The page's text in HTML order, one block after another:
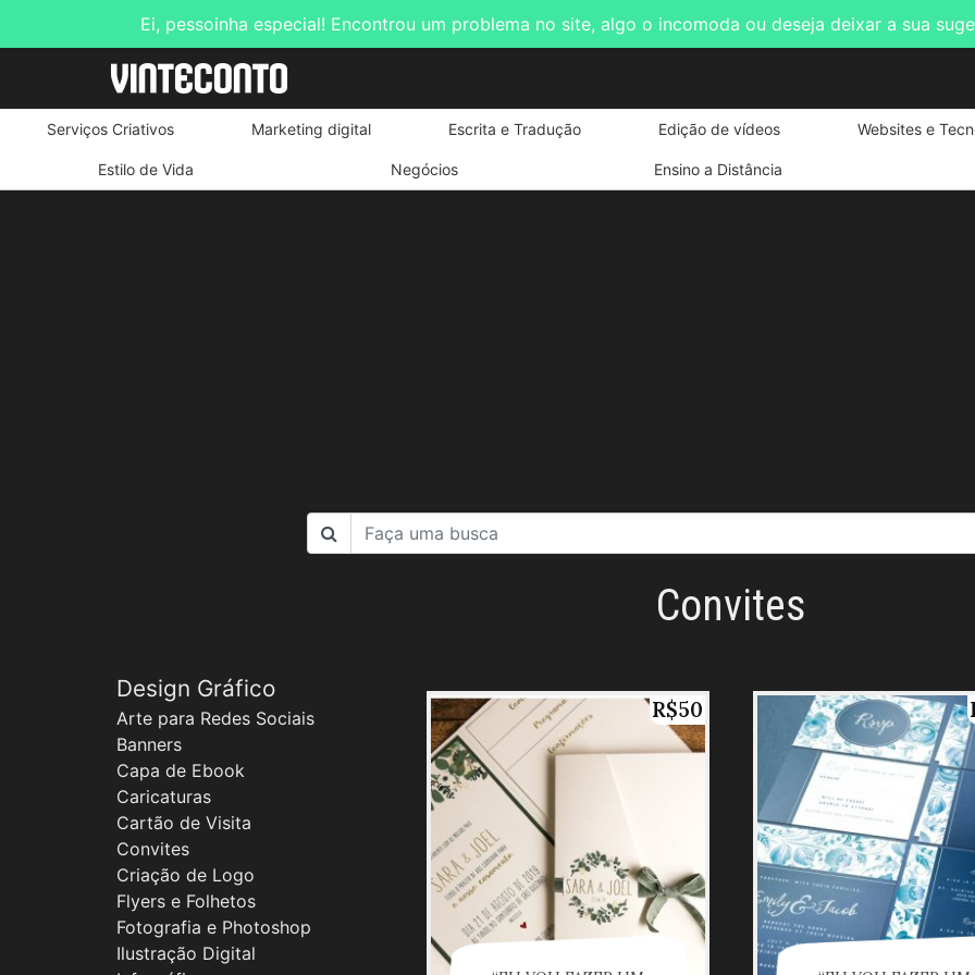
Ei, pessoinha especial! Encontrou um problema no site, algo o incomoda ou deseja deixar a sua
Serviços Criativos Marketing digital Escrita e Tradução Edição de vídeos Websites e
Estilo de Vida Negócios Ensino a Distância
Convites
Design Gráfico
Arte para Redes Sociais
Banners
Capa de Ebook
Caricaturas
Cartão de Visita
Convites
Criação de Logo
Flyers e Folhetos
Fotografia e Photoshop
Ilustração Digital
R$50